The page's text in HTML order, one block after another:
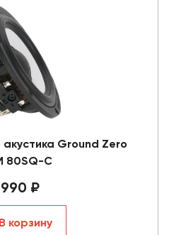
Ground Zero
80SQ-C
990 ₽
В корзину